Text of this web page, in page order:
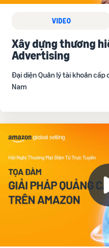
VIDEO
Xây dựng thương
Advertising
Đại diện Quản lý tài khoản cấp
Nam